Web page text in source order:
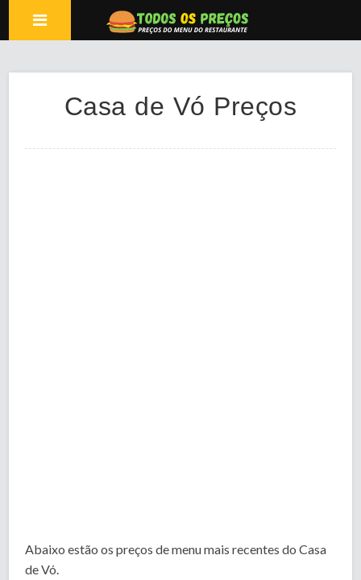
Casa de Vó Preços
Abaixo estão os preços de menu mais recentes do Casa
de Vó.